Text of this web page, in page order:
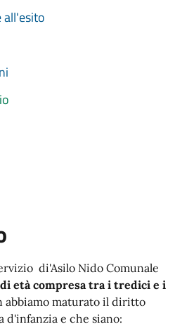
all'esito
di'Asilo Nido Comunale
età compresa tra i tredici e i
abbiamo maturato il diritto
d'infanzia e che siano: